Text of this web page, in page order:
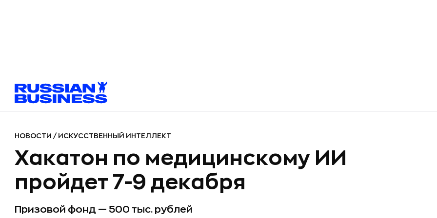
НОВОСТИ / ИСКУССТВЕННЫЙ ИНТЕЛЛЕКТ
Хакатон по медицинскому ИИ
пройдет 7-9 декабря
Призовой фонд — 500 тыс. рублей